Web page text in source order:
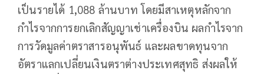
เป็นรายได้ 1,088 ล้านบาท โดยมีสาเหตุหลักจาก
กำไรจากการยกเลิกสัญญาเช่าเครื่องบิน ผลกำไรจาก
การวัดมูลค่าตราสารอนุพันธ์ และผลขาดทุนจาก
อัตราแลกเปลี่ยนเงินตราต่างประเทศสุทธิ ส่งผลให้